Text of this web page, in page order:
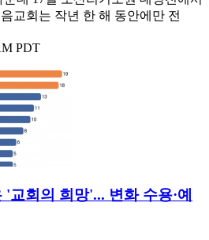
교회는 작년 한 해 동안에만 전
PDT
교회의 희망'... 변화 수용·예